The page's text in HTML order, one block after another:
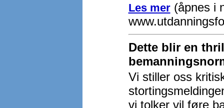
Les mer(åpnes i
Dette blir en
Vi stiller oss
vi tolker vil føre